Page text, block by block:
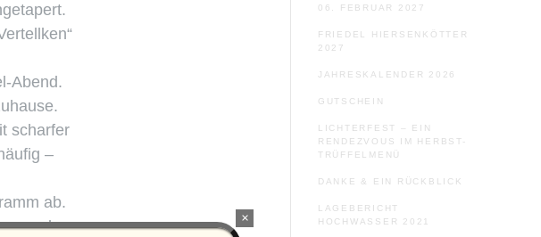
Abend.
scharfer
–
ab.
und
06. FEBRUAR 2027
FRIEDEL HIERSENKÖTTER
2027
JAHRESKALENDER 2026
GUTSCHEIN
LICHTERFEST – EIN
RENDEZVOUS IM HERBST-
TRÜFFELMENÜ
DANKE & EIN RÜCKBLICK
LAGEBERICHT
HOCHWASSER 2021
×